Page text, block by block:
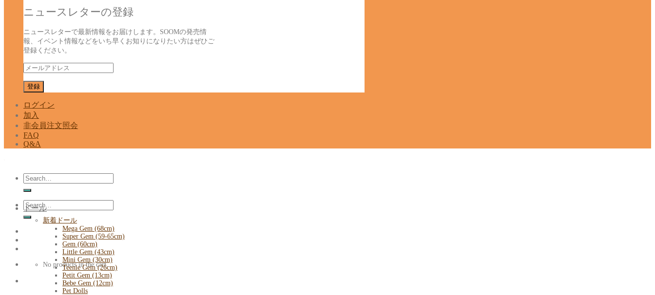
ニュースレターの登録
ニュースレターで最新情報をお届けします。SOOMの発売情
報、イベント情報などをいち早くお知りになりたい方はぜひご
登録ください。
ログイン
加入
非会員注文照会
FAQ
Q&A
Search
for:
Search
for:
No products in the cart.
ドール
新着ドール
Mega Gem (68cm)
Super Gem (59-65cm)
Gem (60cm)
Little Gem (43cm)
Mini Gem (30cm)
Teenie Gem (26cm)
Petit Gem (13cm)
Bebe Gem (12cm)
Pet Dolls